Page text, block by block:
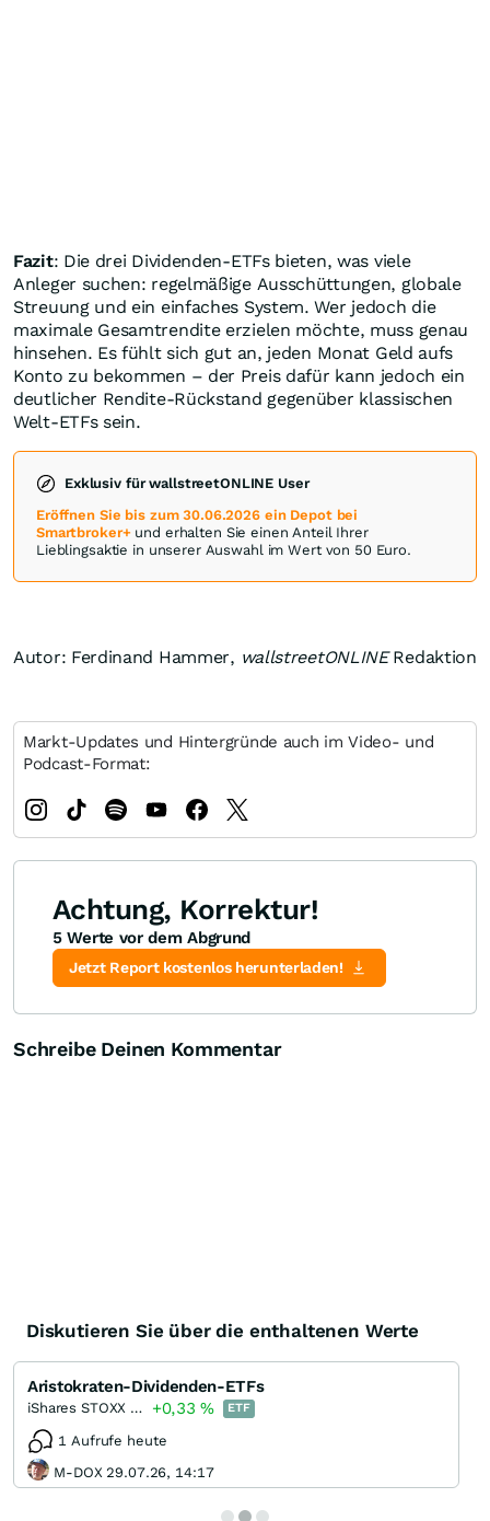
Fazit: Die drei Dividenden-ETFs bieten, was viele
Anleger suchen: regelmäßige Ausschüttungen, globale
Streuung und ein einfaches System. Wer jedoch die
maximale Gesamtrendite erzielen möchte, muss genau
hinsehen. Es fühlt sich gut an, jeden Monat Geld aufs
Konto zu bekommen – der Preis dafür kann jedoch ein
deutlicher Rendite-Rückstand gegenüber klassischen
Welt-ETFs sein.
Exklusiv für wallstreetONLINE User
Eröffnen Sie bis zum 30.06.2026 ein Depot bei
Smartbroker+und erhalten Sie einen Anteil Ihrer
Lieblingsaktie in unserer Auswahl im Wert von 50 Euro.
Autor: Ferdinand Hammer, wallstreetONLINERedaktion
Markt-Updates und Hintergründe auch im Video- und
Podcast-Format:
Achtung, Korrektur!
5 Werte vor dem Abgrund
Jetzt Report kostenlos herunterladen!
Schreibe Deinen Kommentar
Diskutieren Sie über die enthaltenen Werte
Aristokraten-Dividenden-ETFs
iShares STOXX Global Select Dividend 100 UCITS ETF (DE) +0,33% ETF
1 Aufrufe heute
M-DOX 29.07.26, 14:17